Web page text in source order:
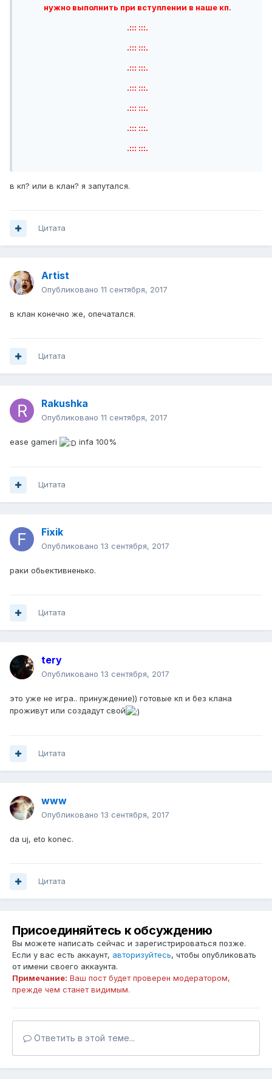
нужно выполнить при вступлении в наше кп.
.::: :::.
.::: :::.
.::: :::.
.::: :::.
.::: :::.
.::: :::.
.::: :::.
в кп? или в клан? я запутался.
Цитата
Artist
Опубликовано 11 сентября, 2017
в клан конечно же, опечатался.
Цитата
Rakushka
Опубликовано 11 сентября, 2017
ease gameri infa 100%
Цитата
Fixik
Опубликовано 13 сентября, 2017
раки обьективненько.
Цитата
tery
Опубликовано 13 сентября, 2017
это уже не игра.. принуждение)) готовые кп и без клана
проживут или создадут свой
Цитата
www
Опубликовано 13 сентября, 2017
da uj, eto konec.
Цитата
Присоединяйтесь к обсуждению
Вы можете написать сейчас и зарегистрироваться позже.
Если у вас есть аккаунт, авторизуйтесь, чтобы опубликовать
от имени своего аккаунта.
Примечание: Ваш пост будет проверен модератором,
прежде чем станет видимым.
Ответить в этой теме...